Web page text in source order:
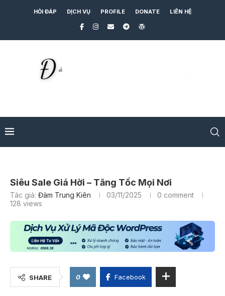
HỎI ĐÁP DỊCH VỤ PROFILE DONATE LIÊN HỆ
Siêu Sale Giá Hời – Tăng Tốc Mọi Nơi
Tác giả: Đàm Trung Kiên 03/11/2025
0 comment
128 views
SHARE 0 Facebook